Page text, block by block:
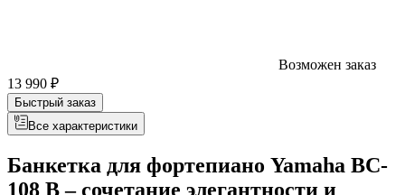
Возможен заказ
13 990 ₽
Быстрый заказ
Все характеристики
Банкетка для фортепиано Yamaha BC-
108 B – сочетание элегантности и